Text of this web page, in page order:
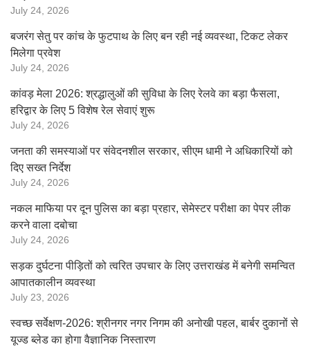
July 24, 2026
बजरंग सेतु पर कांच के फुटपाथ के लिए बन रही नई व्यवस्था, टिकट लेकर
मिलेगा प्रवेश
July 24, 2026
कांवड़ मेला 2026: श्रद्धालुओं की सुविधा के लिए रेलवे का बड़ा फैसला,
हरिद्वार के लिए 5 विशेष रेल सेवाएं शुरू
July 24, 2026
जनता की समस्याओं पर संवेदनशील सरकार, सीएम धामी ने अधिकारियों को
दिए सख्त निर्देश
July 24, 2026
नकल माफिया पर दून पुलिस का बड़ा प्रहार, सेमेस्टर परीक्षा का पेपर लीक
करने वाला दबोचा
July 24, 2026
सड़क दुर्घटना पीड़ितों को त्वरित उपचार के लिए उत्तराखंड में बनेगी समन्वित
आपातकालीन व्यवस्था
July 23, 2026
स्वच्छ सर्वेक्षण-2026: श्रीनगर नगर निगम की अनोखी पहल, बार्बर दुकानों से
यूज्ड ब्लेड का होगा वैज्ञानिक निस्तारण